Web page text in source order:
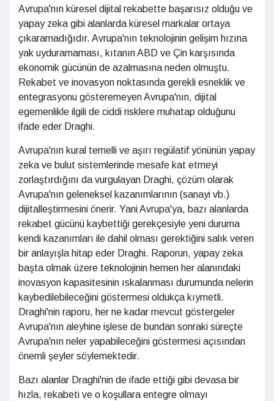
Avrupa'nın küresel dijital rekabette başarısız olduğu ve
yapay zeka gibi alanlarda küresel markalar ortaya
çıkaramadığıdır. Avrupa'nın teknolojinin gelişim hızına
yak uyduramaması, kıtanın ABD ve Çin karşısında
ekonomik gücünün de azalmasına neden olmuştu.
Rekabet ve inovasyon noktasında gerekli esneklik ve
entegrasyonu gösteremeyen Avrupa'nın, dijital
egemenlikle ilgili de ciddi risklere muhatap olduğunu
ifade eder Draghi.
Avrupa'nın kural temelli ve aşırı regülatif yönünün yapay
zeka ve bulut sistemlerinde mesafe kat etmeyi
zorlaştırdığını da vurgulayan Draghi, çözüm olarak
Avrupa'nın geleneksel kazanımlarının (sanayi vb.)
dijitalleştirmesini önerir. Yani Avrupa'ya, bazı alanlarda
rekabet gücünü kaybettiği gerekçesiyle yeni duruma
kendi kazanımları ile dahil olması gerektiğini salık veren
bir anlayışla hitap eder Draghi. Raporun, yapay zeka
başta olmak üzere teknolojinin hemen her alanındaki
inovasyon kapasitesinin ıskalanması durumunda nelerin
kaybedilebileceğini göstermesi oldukça kıymetli.
Draghi'nin raporu, her ne kadar mevcut göstergeler
Avrupa'nın aleyhine işlese de bundan sonraki süreçte
Avrupa'nın neler yapabileceğini göstermesi açısından
önemli şeyler söylemektedir.
Bazı alanlar Draghi'nin de ifade ettiği gibi devasa bir
hızla, rekabeti ve o koşullara entegre olmayı